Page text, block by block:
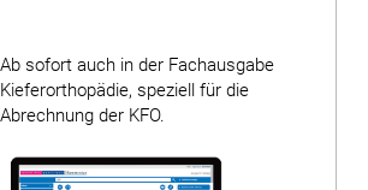
Ab sofort auch in der Fachausgabe
Kieferorthopädie, speziell für die
Abrechnung der KFO.